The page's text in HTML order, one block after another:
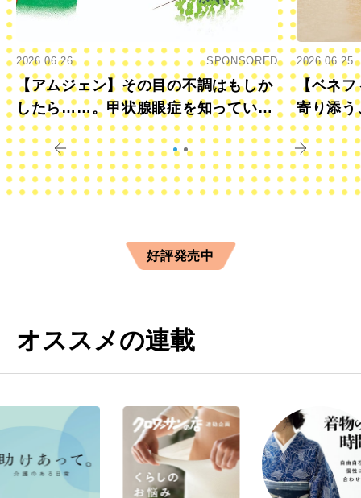
2026.06.26 SPONSORED
【アムジェン】その目の不調はもしか
したら……。甲状腺眼症を知っていま
すか？
2026.06.25
【ベネフ
寄り添う
きに
好評発売中
オススメの連載